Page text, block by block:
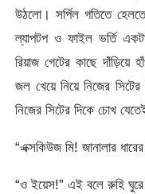
উঠলো। সর্পিল গতিতে
ল্যাপটপ ও ফাইল ভর্তি
রিয়াজ গেটের কাছে
জল খেয়ে নিয়ে নিজের
নিজের সিটের দিকে চোখ
“এক্সকিউজ মি! জানালার
“ও ইয়েস!” এই বলে রুহি ঘুরে